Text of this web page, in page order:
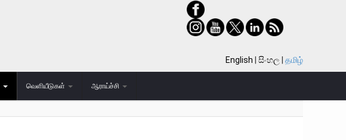
English සිංහල தமிழ்
வெளியீடுகள் ஆராய்ச்சி